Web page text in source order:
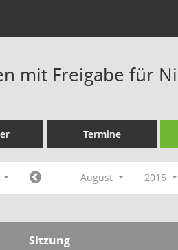
mit Freigabe für
Termine
August 2015
Sitzung